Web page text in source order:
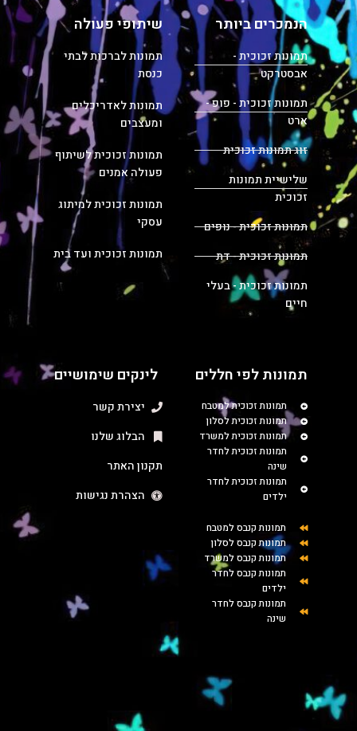
הנמכרים ביותר
תמונות זכוכית -
אבסטרקט
תמונות זכוכית - פופ -
ארט
זוג תמונות זכוכית
שלישיית תמונות
זכוכית
תמונות זכוכית - נופים
תמונות זכוכית - דת
תמונות זכוכית - בעלי
חיים
שיתופי פעולה
תמונות לברכות לבתי
כנסת
תמונות לאדריכלים
ומעצבים
תמונות זכוכית לשיתוף
פעולה אמנים
תמונות זכוכית למיתוג
עסקי
תמונות זכוכית ועד בית
תמונות לפי חללים
תמונות זכוכית למטבח
תמונות זכוכית לסלון
תמונות זכוכית למשרד
תמונות זכוכית לחדר
שינה
תמונות זכוכית לחדר
ילדים
תמונות קנבס למטבח
תמונות קנבס לסלון
תמונות קנבס למשרד
תמונות קנבס לחדר
ילדים
תמונות קנבס לחדר
שינה
לינקים שימושיים
יצירת קשר
הבלוג שלנו
תקנון האתר
הצהרת נגישות